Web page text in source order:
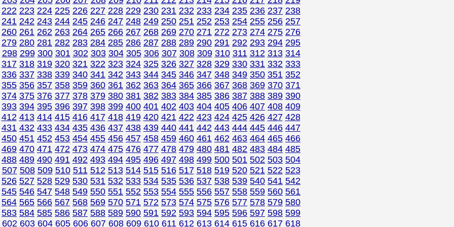
222 223 224 225 226 227 228 229 230 231 232 233 234 235 236 237 238
241 242 243 244 245 246 247 248 249 250 251 252 253 254 255 256 257
260 261 262 263 264 265 266 267 268 269 270 271 272 273 274 275 276
279 280 281 282 283 284 285 286 287 288 289 290 291 292 293 294 295
298 299 300 301 302 303 304 305 306 307 308 309 310 311 312 313 314
317 318 319 320 321 322 323 324 325 326 327 328 329 330 331 332 333
336 337 338 339 340 341 342 343 344 345 346 347 348 349 350 351 352
355 356 357 358 359 360 361 362 363 364 365 366 367 368 369 370 371
374 375 376 377 378 379 380 381 382 383 384 385 386 387 388 389 390
393 394 395 396 397 398 399 400 401 402 403 404 405 406 407 408 409
412 413 414 415 416 417 418 419 420 421 422 423 424 425 426 427 428
431 432 433 434 435 436 437 438 439 440 441 442 443 444 445 446 447
450 451 452 453 454 455 456 457 458 459 460 461 462 463 464 465 466
469 470 471 472 473 474 475 476 477 478 479 480 481 482 483 484 485
488 489 490 491 492 493 494 495 496 497 498 499 500 501 502 503 504
507 508 509 510 511 512 513 514 515 516 517 518 519 520 521 522 523
526 527 528 529 530 531 532 533 534 535 536 537 538 539 540 541 542
545 546 547 548 549 550 551 552 553 554 555 556 557 558 559 560 561
564 565 566 567 568 569 570 571 572 573 574 575 576 577 578 579 580
583 584 585 586 587 588 589 590 591 592 593 594 595 596 597 598 599
602 603 604 605 606 607 608 609 610 611 612 613 614 615 616 617 618